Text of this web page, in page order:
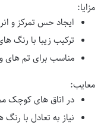
مزایا:
ایجاد حس تمرکز و
ترکیب زیبا با رنگ
مناسب برای تم های
معایب:
در اتاق های کوچک
نیاز به تعادل با